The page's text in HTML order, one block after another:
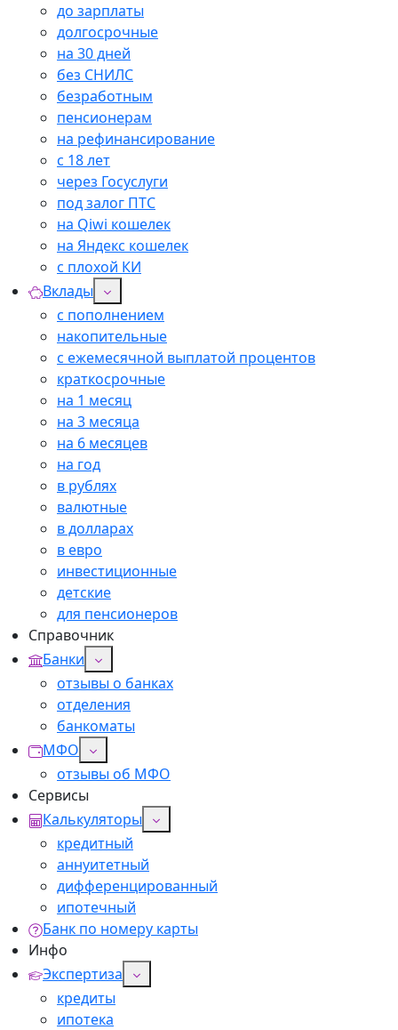
до зарплаты
долгосрочные
на 30 дней
без СНИЛС
безработным
пенсионерам
на рефинансирование
с 18 лет
через Госуслуги
под залог ПТС
на Qiwi кошелек
на Яндекс кошелек
с плохой КИ
Вклады
с пополнением
накопительные
с ежемесячной выплатой процентов
краткосрочные
на 1 месяц
на 3 месяца
на 6 месяцев
на год
в рублях
валютные
в долларах
в евро
инвестиционные
детские
для пенсионеров
Справочник
Банки
отзывы о банках
отделения
банкоматы
МФО
отзывы об МФО
Сервисы
Калькуляторы
кредитный
аннуитетный
дифференцированный
ипотечный
Банк по номеру карты
Инфо
Экспертиза
кредиты
ипотека